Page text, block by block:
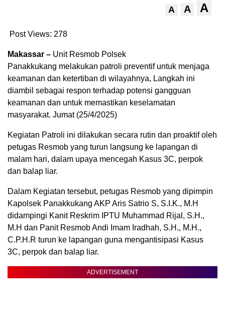
A A A
Post Views: 278
Makassar – Unit Resmob Polsek
Panakkukang melakukan patroli preventif untuk menjaga
keamanan dan ketertiban di wilayahnya, Langkah ini
diambil sebagai respon terhadap potensi gangguan
keamanan dan untuk memastikan keselamatan
masyarakat. Jumat (25/4/2025)
Kegiatan Patroli ini dilakukan secara rutin dan proaktif oleh
petugas Resmob yang turun langsung ke lapangan di
malam hari, dalam upaya mencegah Kasus 3C, perpok
dan balap liar.
Dalam Kegiatan tersebut, petugas Resmob yang dipimpin
Kapolsek Panakkukang AKP Aris Satrio S, S.I.K., M.H
didampingi Kanit Reskrim IPTU Muhammad Rijal, S.H.,
M.H dan Panit Resmob Andi Imam Iradhah, S.H., M.H.,
C.P.H.R turun ke lapangan guna mengantisipasi Kasus
3C, perpok dan balap liar.
ADVERTISEMENT